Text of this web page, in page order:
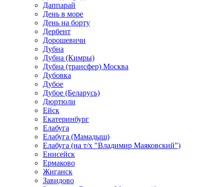
Даппарай
День в море
День на борту
Дербент
Дорошевичи
Дубна
Дубна (Кимры)
Дубна (трансфер) Москва
Дубовка
Дубое
Дубое (Беларусь)
Дюртюли
Ейск
Екатеринбург
Елабуга
Елабуга (Мамадыш)
Елабуга (на т/х "Владимир Маяковский")
Енисейск
Ермаково
Жиганск
Завидово